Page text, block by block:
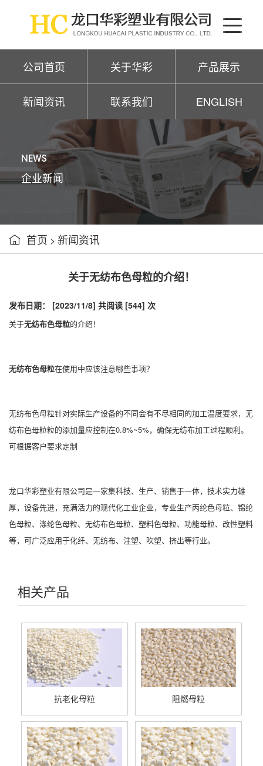
公司首页 关于华彩 产品展示
新闻资讯 联系我们 ENGLISH
NEWS
企业新闻
 首页 > 新闻资讯
关于无纺布色母粒的介绍！
发布日期： [2023/11/8] 共阅读 [544] 次
关于无纺布色母粒的介绍！
无纺布色母粒在使用中应该注意哪些事项？
无纺布色母粒针对实际生产设备的不同会有不尽相同的加工温度要求， 无
纺布色母粒粒的添加量应控制在0.8%~5%，确保无纺布加工过程顺利。
可根据客户要求定制
龙口华彩塑业有限公司是一家集科技、生产、销售于一体，技术实力雄
厚，设备先进，充满活力的现代化工业企业，专业生产丙纶色母粒、锦纶
色母粒、涤纶色母粒、 无纺布色母粒、塑料色母粒、功能母粒、改性塑料
等，可广泛应用于化纤、无纺布、注塑、吹塑、挤出等行业。
相关产品
抗老化母粒 阻燃母粒